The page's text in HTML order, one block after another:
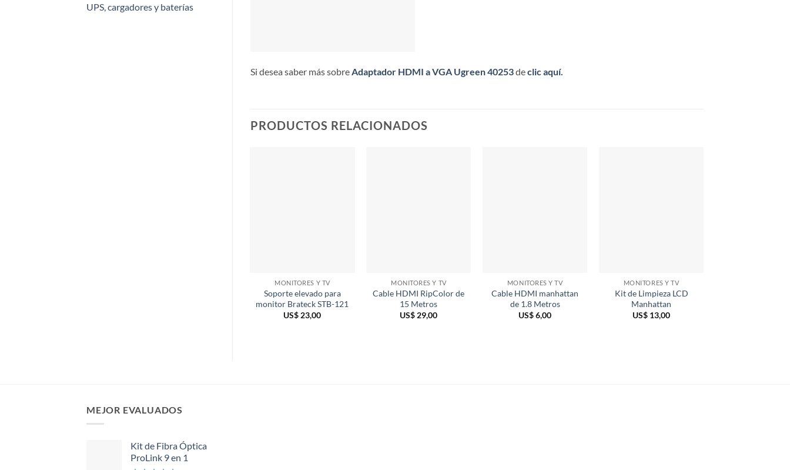
UPS, cargadores y baterías
Si desea saber más sobreAdaptador HDMI a VGA Ugreen 40253declic aquí.
PRODUCTOS RELACIONADOS
MONITORES Y TV
Soporte elevado para
monitor Brateck STB-121
US$ 23,00
MONITORES Y TV
Cable HDMI RipColor de
15 Metros
US$ 29,00
MONITORES Y TV
Cable HDMI manhattan
de 1.8 Metros
US$6,00
MONITORES Y TV
Kit de Limpieza LCD
Manhattan
US$ 13,00
MEJOR EVALUADOS
Kit de Fibra Óptica
ProLink 9 en 1